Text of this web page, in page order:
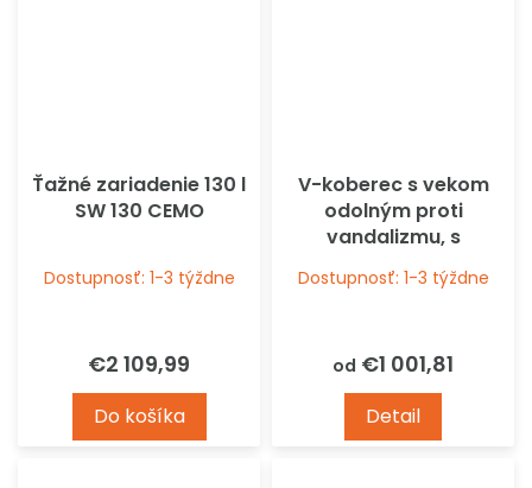
Ťažné zariadenie 130 l
SW 130 CEMO
Dostupnosť: 1-3 týždne
€2 109,99
Do košíka
V-koberec s vekom
odolným proti
vandalizmu, s
otváraním CEMO-
KOPIE
Dostupnosť: 1-3 týždne
od €1 001,81
Detail